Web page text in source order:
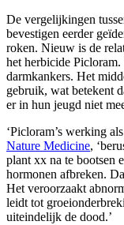
De vergelijkingen
bevestigen eerder
roken. Nieuw is de
het herbicide
darmkankers. Het
gebruik, wat betekent
er in hun jeugd niet
‘Picloram’s werking
Nature Medicine,
plant xx na te bootsen
hormonen afbreken.
Het veroorzaakt
leidt tot
uiteindelijk de dood.’